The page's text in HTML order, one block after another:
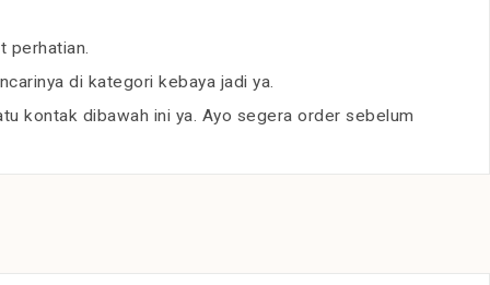
perhatian.
di kategori kebaya jadi ya.
kontak dibawah ini ya. Ayo segera order sebelum